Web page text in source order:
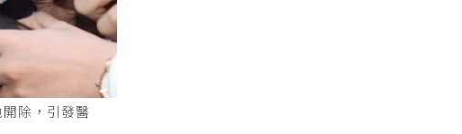
除，引發醫